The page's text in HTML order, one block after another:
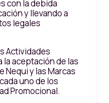
con la debida
y llevando a
legales
Actividades
aceptación de las
y las Marcas
uno de los
Promocional.